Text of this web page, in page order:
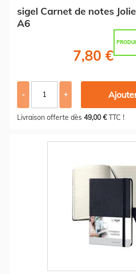
sigel Carnet de notes
A6
7,80 €
- +
Livraison offerte dès 49,00 €TTC !